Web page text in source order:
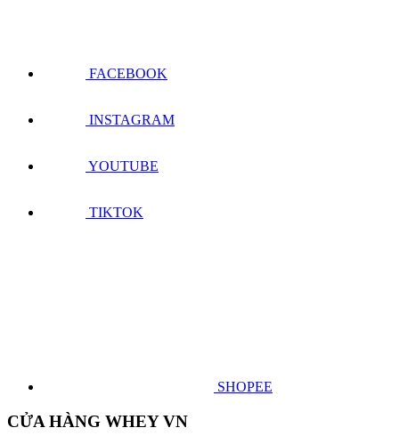
CỬA HÀNG WHEY VN
Facebook : Sữa Thể Hình WheyShop.Vn
Youtube: WHEYSHOP CHANNEL